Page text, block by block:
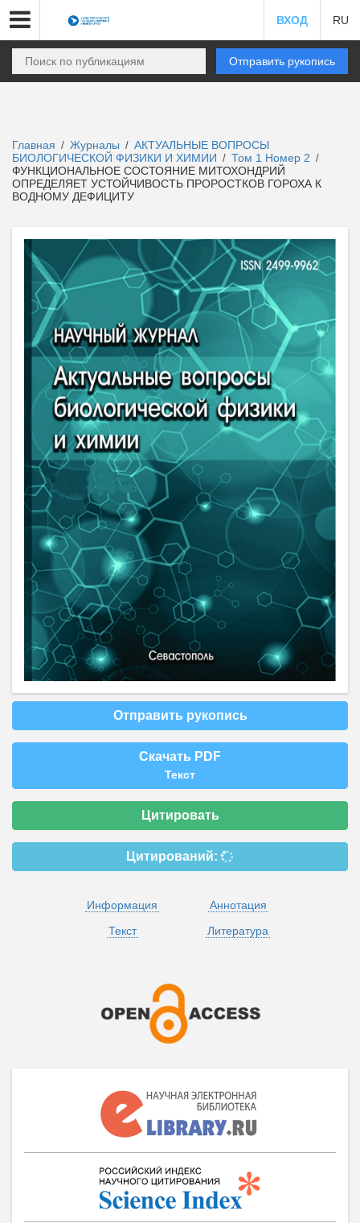
ВХОД RU
Отправить рукопись
Главная / Журналы / АКТУАЛЬНЫЕ ВОПРОСЫ
БИОЛОГИЧЕСКОЙ ФИЗИКИ И ХИМИИ / Том 1 Номер 2 /
ФУНКЦИОНАЛЬНОЕ СОСТОЯНИЕ МИТОХОНДРИЙ
ОПРЕДЕЛЯЕТ УСТОЙЧИВОСТЬ ПРОРОСТКОВ ГОРОХА К
ВОДНОМУ ДЕФИЦИТУ
Отправить рукопись
Скачать PDF
Текст
Цитировать
Цитирований:
Информация
Аннотация
Текст
Литература